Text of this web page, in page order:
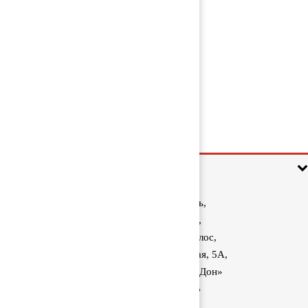
Ростовская область,
Аксайский район,
поселок Красный Колос,
улица Производственная, 5А,
1040 км трассы М-4 «Дон»
8 (800) 222-60-05